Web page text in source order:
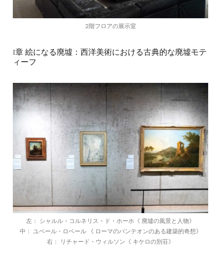
2階フロアの展示室
I章 絵になる廃墟：西洋美術における古典的な廃墟モテ
ィーフ
左： シャルル・コルネリス・ド・ホーホ《 廃墟の風景と人物》
中： ユベール・ロベール 《 ローマのパンテオンのある建築的奇想》
右： リチャード・ウィルソン《 キケロの別荘》